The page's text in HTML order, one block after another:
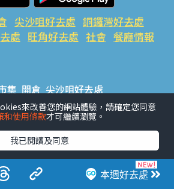
本週好去處
尖沙咀好去處 銅鑼灣好去處
處 旺角好去處 社會 餐廳情報
集 開倉 尖沙咀好去處
處 荃灣好去處 旺角好去處 社會
活動推介 #美食社群熱話
應用程式
#限時搶
商戶中心 #著數 #網絡熱話
來改善您的網站體驗，請確定您同意
和使用條款才可繼續瀏覽。
我已閱讀及同意